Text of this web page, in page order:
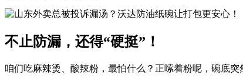
不止防漏，还得“硬挺”！
咱们吃麻辣烫、酸辣粉，最怕什么？正嗦着粉呢，碗底突